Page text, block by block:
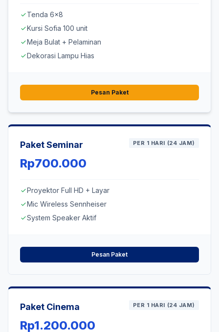
checkTenda 6x8
checkKursi Sofia 100 unit
checkMeja Bulat + Pelaminan
checkDekorasi Lampu Hias
Pesan Paket
Paket Seminar PER 1 HARI (24 JAM)
Rp700.000
checkProyektor Full HD + Layar
checkMic Wireless Sennheiser
checkSystem Speaker Aktif
Pesan Paket
Paket Cinema PER 1 HARI (24 JAM)
Rp1.200.000